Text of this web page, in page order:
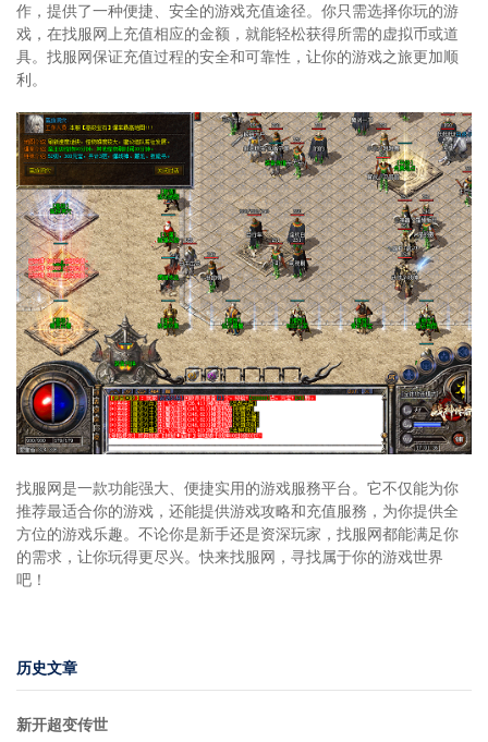
作，提供了一种便捷、安全的游戏充值途径。你只需选择你玩的游
戏，在找服网上充值相应的金额，就能轻松获得所需的虚拟币或道
具。找服网保证充值过程的安全和可靠性，让你的游戏之旅更加顺
利。
找服网是一款功能强大、便捷实用的游戏服務平台。它不仅能为你
推荐最适合你的游戏，还能提供游戏攻略和充值服務，为你提供全
方位的游戏乐趣。不论你是新手还是资深玩家，找服网都能满足你
的需求，让你玩得更尽兴。快来找服网，寻找属于你的游戏世界
吧！
历史文章
新开超变传世